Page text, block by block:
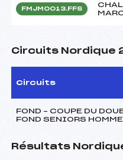
FMJM0013.FFS
Circuits Nordique
Circuits
FOND – COUPE DU
FOND SENIORS
Résultats